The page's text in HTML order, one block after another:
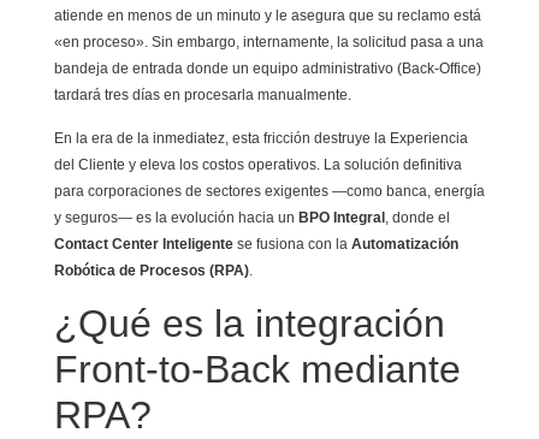
atiende en menos de un minuto y le asegura que su reclamo está
«en proceso». Sin embargo, internamente, la solicitud pasa a una
bandeja de entrada donde un equipo administrativo (Back-Office)
tardará tres días en procesarla manualmente.
En la era de la inmediatez, esta fricción destruye la Experiencia
del Cliente y eleva los costos operativos. La solución definitiva
para corporaciones de sectores exigentes —como banca, energía
y seguros— es la evolución hacia un BPO Integral , donde el
Contact Center Inteligentese fusiona con la Automatización
Robótica de Procesos (RPA).
¿Qué es la integración
Front-to-Back mediante
RPA?